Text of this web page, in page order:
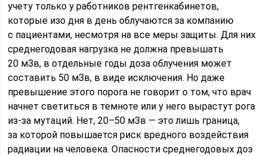
учету только у работников рентгенкабинетов,
которые изо дня в день облучаются за компанию
с пациентами, несмотря на все меры защиты. Для них
среднегодовая нагрузка не должна превышать
20 мЗв, в отдельные годы доза облучения может
составить 50 мЗв, в виде исключения. Но даже
превышение этого порога не говорит о том, что врач
начнет светиться в темноте или у него вырастут рога
из-за мутаций. Нет, 20–50 мЗв — это лишь граница,
за которой повышается риск вредного воздействия
радиации на человека. Опасности среднегодовых доз